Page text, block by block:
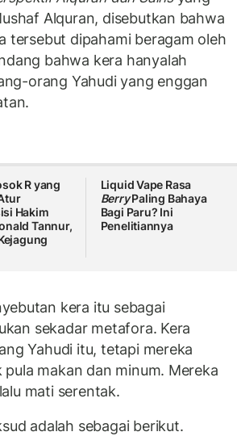
Alquran, disebutkan bahwa
tersebut dipahami beragam oleh
bahwa kera hanyalah
orang Yahudi yang enggan
R yang
Hakim
Tannur,
Liquid Vape Rasa
BerryPaling Bahaya
Bagi Paru? Ini
Penelitiannya
kera itu sebagai
sekadar metafora. Kera
Yahudi itu, tetapi mereka
makan dan minum. Mereka
mati serentak.
adalah sebagai berikut.